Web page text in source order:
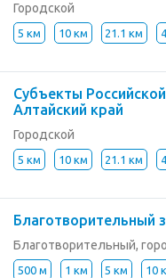
Городской
5 км 10 км 21.1 км
Субъекты
Алтайский край
Городской
5 км 10 км 21.1 км
Благотворительный
Благотворительный,
500 м 1 км 5 км 10